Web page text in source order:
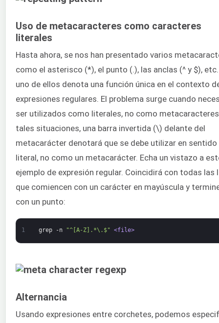
Uso de metacaracteres como caracteres
literales
Hasta ahora, se nos han presentado varios
como el asterisco (*), el punto (.), las anclas (^ y $),
uno de ellos denota una función única en el contexto
expresiones regulares. El problema surge cuando
ser utilizados como literales, no como
tales situaciones, una barra invertida (\) delante del
metacarácter denotará que se debe utilizar en sentido
literal, no como un metacarácter. Echa un vistazo a
ejemplo de expresión regular. Coincidirá con todas las
que comiencen con un carácter en mayúscula y
con un punto:
1 grep -n "^[A-Z].*\.$" <file>
Alternancia
Usando expresiones entre corchetes, podemos